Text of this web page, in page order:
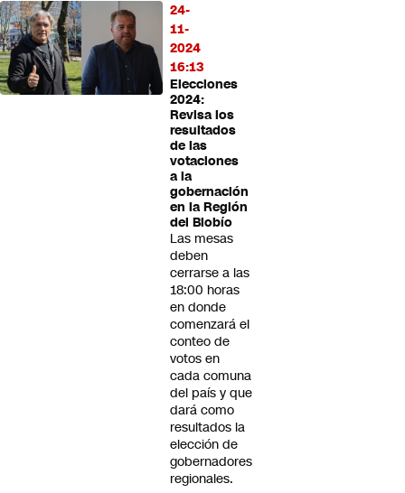
24-
11-
2024
16:13
Elecciones
2024:
Revisa los
resultados
de las
votaciones
a la
gobernación
en la Región
del Biobío
Las mesas
deben
cerrarse a las
18:00 horas
en donde
comenzará el
conteo de
votos en
cada comuna
del país y que
dará como
resultados la
elección de
gobernadores
regionales.